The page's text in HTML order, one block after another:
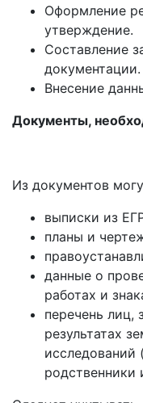
Оформление
утверждение.
Составление
документации.
Внесение
Документы,
Из документов
выписки из
планы и
данные о
работах и
перечень лиц,
результатах
исследований
родственники